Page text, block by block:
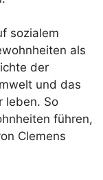
sozialem
als
der
und das
leben. So
führen,
Clemens